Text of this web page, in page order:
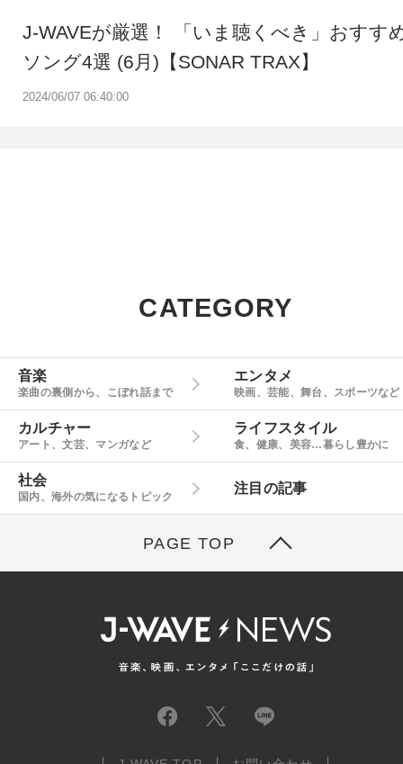
2024/06/07 06:40:00
J-WAVEが厳選！ 「いま聴くべき」おすす
ソング4選 (6月)【SONAR TRAX】
CATEGORY
音楽
楽曲の裏側から、こぼれ話まで
エンタメ
映画、芸能、舞台、スポーツなど
カルチャー
アート、文芸、マンガなど
ライフスタイル
食、健康、美容…暮らし豊かに
社会
国内、海外の気になるトピック
注目の記事
PAGE TOP